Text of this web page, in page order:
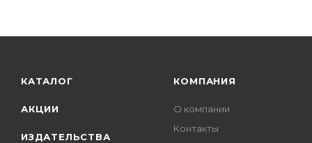
КАТАЛОГ
АКЦИИ
ИЗДАТЕЛЬСТВА
КОМПАНИЯ
О компании
Контакты